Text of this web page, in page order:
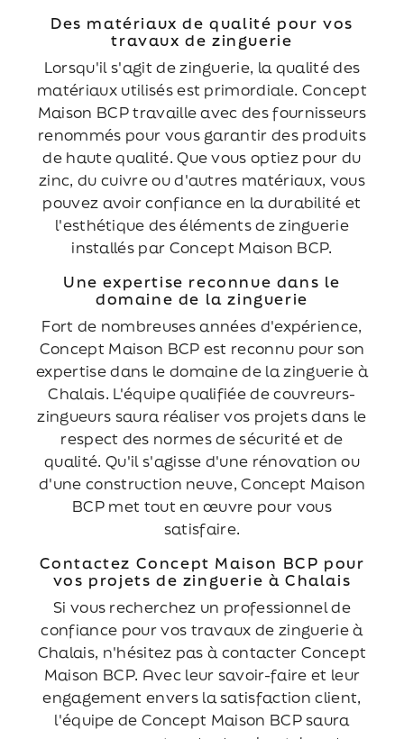
Des matériaux de qualité pour vos
travaux de zinguerie
Lorsqu'il s'agit de zinguerie, la qualité des
matériaux utilisés est primordiale. Concept
Maison BCP travaille avec des fournisseurs
renommés pour vous garantir des produits
de haute qualité. Que vous optiez pour du
zinc, du cuivre ou d'autres matériaux, vous
pouvez avoir confiance en la durabilité et
l'esthétique des éléments de zinguerie
installés par Concept Maison BCP.
Une expertise reconnue dans le
domaine de la zinguerie
Fort de nombreuses années d'expérience,
Concept Maison BCP est reconnu pour son
expertise dans le domaine de la zinguerie à
Chalais. L'équipe qualifiée de couvreurs-
zingueurs saura réaliser vos projets dans le
respect des normes de sécurité et de
qualité. Qu'il s'agisse d'une rénovation ou
d'une construction neuve, Concept Maison
BCP met tout en œuvre pour vous
satisfaire.
Contactez Concept Maison BCP pour
vos projets de zinguerie à Chalais
Si vous recherchez un professionnel de
confiance pour vos travaux de zinguerie à
Chalais, n'hésitez pas à contacter Concept
Maison BCP. Avec leur savoir-faire et leur
engagement envers la satisfaction client,
l'équipe de Concept Maison BCP saura